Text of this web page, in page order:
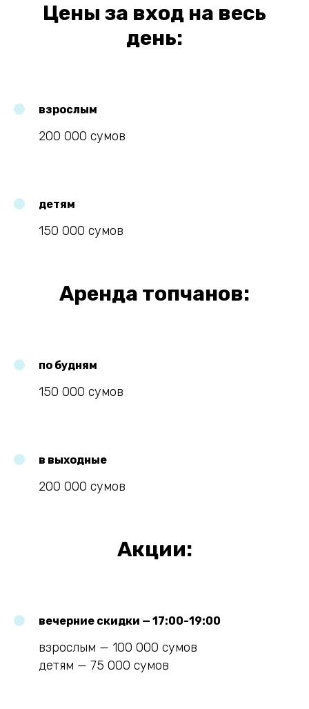
Цены за вход на весь
день:
взрослым
200 000 сумов
детям
150 000 сумов
Аренда топчанов:
по будням
150 000 сумов
в выходные
200 000 сумов
Акции:
вечерние скидки — 17:00-19:00
взрослым — 100 000 сумов
детям — 75 000 сумов